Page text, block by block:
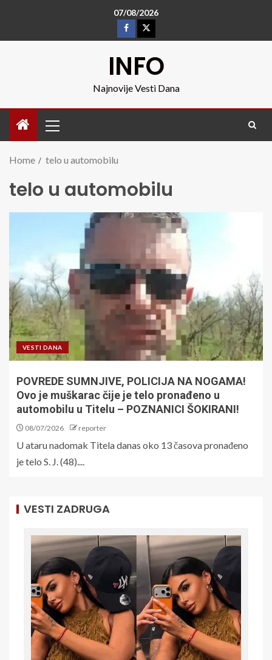
07/08/2026
INFO
Najnovije Vesti Dana
Home telo u automobilu
telo u automobilu
VESTI DANA
POVREDE SUMNJIVE, POLICIJA NA NOGAMA!
Ovo je muškarac čije je telo pronađeno u
automobilu u Titelu – POZNANICI ŠOKIRANI!
08/07/2026 reporter
U ataru nadomak Titela danas oko 13 časova pronađeno
je telo S. J. (48)....
VESTI ZADRUGA